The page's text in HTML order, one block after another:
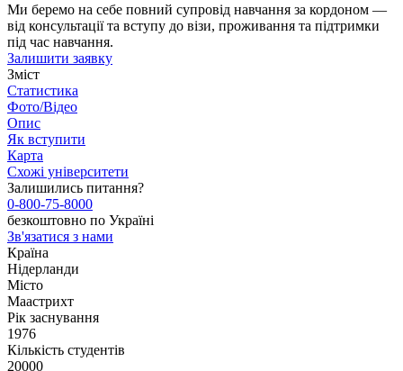
Ми беремо на себе повний супровід навчання за кордоном —
від консультації та вступу до візи, проживання та підтримки
під час навчання.
Залишити заявку
Зміст
Статистика
Фото/Відео
Опис
Як вступити
Карта
Схожі університети
Залишились питання?
0-800-75-8000
безкоштовно по Україні
Зв'язатися з нами
Країна
Нідерланди
Місто
Маастрихт
Рік заснування
1976
Кількість студентів
20000